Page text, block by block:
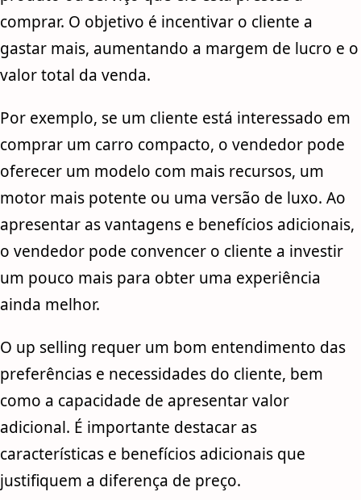
comprar. O objetivo é incentivar o cliente a
gastar mais, aumentando a margem de lucro e o
valor total da venda.
Por exemplo, se um cliente está interessado em
comprar um carro compacto, o vendedor pode
oferecer um modelo com mais recursos, um
motor mais potente ou uma versão de luxo. Ao
apresentar as vantagens e benefícios adicionais,
o vendedor pode convencer o cliente a investir
um pouco mais para obter uma experiência
ainda melhor.
O up selling requer um bom entendimento das
preferências e necessidades do cliente, bem
como a capacidade de apresentar valor
adicional. É importante destacar as
características e benefícios adicionais que
justifiquem a diferença de preço.